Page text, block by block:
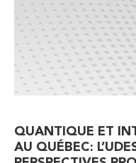
QUANTIQUE ET
AU QUÉBEC: